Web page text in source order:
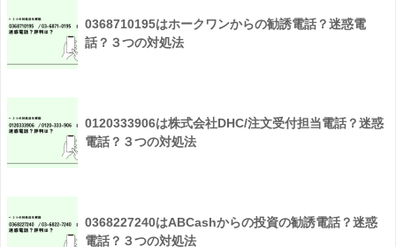
0368710195はホークワンからの勧誘電話？迷惑電
話？３つの対処法
0120333906は株式会社DHC/注文受付担当電話？迷惑
電話？３つの対処法
0368227240はABCashからの投資の勧誘電話？迷惑
電話？３つの対処法